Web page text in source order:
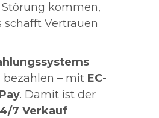
kommen,
Vertrauen
– mit EC-
. Damit ist der
7 Verkauf